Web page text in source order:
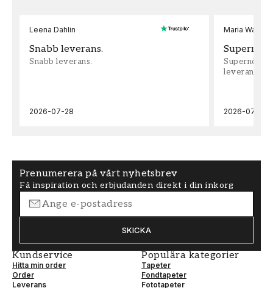
Leena Dahlin
Snabb leverans.
Snabb leverans.
2026-07-28
Maria
leveran,
2026-07-22
Prenumerera på vårt nyhetsbrev
Få inspiration och erbjudanden direkt i din inkorg
SKICKA
Kundservice
Hitta min order
Order
Leverans
Populära kategorier
Tapeter
Fondtapeter
Fototapeter